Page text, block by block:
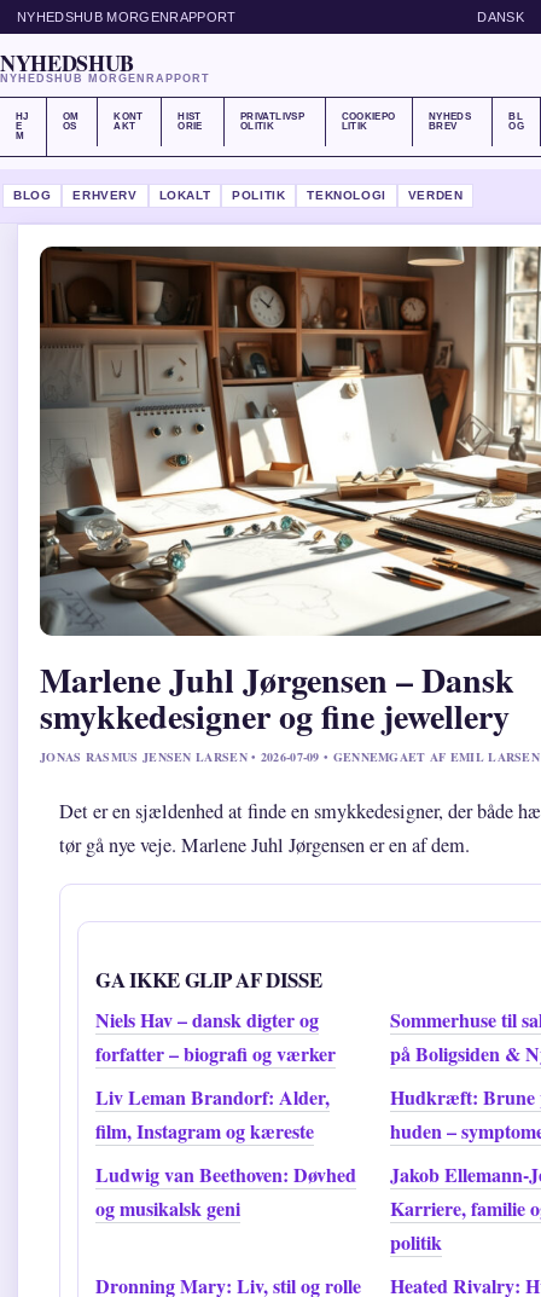
NYHEDSHUB MORGENRAPPORT DANSK
NYHEDSHUB
NYHEDSHUB MORGENRAPPORT
HJ
E
M
OM
OS
KONT
AKT
HIST
ORIE
PRIVATLIVSP
OLITIK
COOKIEPO
LITIK
NYHEDS
BREV
BL
OG
BLOG ERHVERV LOKALT POLITIK TEKNOLOGI VERDEN
Marlene Juhl Jørgensen – Dansk
smykkedesigner og fine jewellery
JONAS RASMUS JENSEN LARSEN • 2026-07-09 • GENNEMGAET AF EMIL LARSEN
Det er en sjældenhed at finde en smykkedesigner, der både
tør gå nye veje. Marlene Juhl Jørgensen er en af dem.
GA IKKE GLIP AF DISSE
Niels Hav – dansk digter og
forfatter – biografi og værker
Sommerhuse til
på Boligsiden &
Liv Leman Brandorf: Alder,
film, Instagram og kæreste
Hudkræft: Brune
huden –
Ludwig van Beethoven: Døvhed
og musikalsk geni
Jakob Ellemann-
Karriere, familie
politik
Dronning Mary: Liv, stil og rolle
Heated Rivalry: